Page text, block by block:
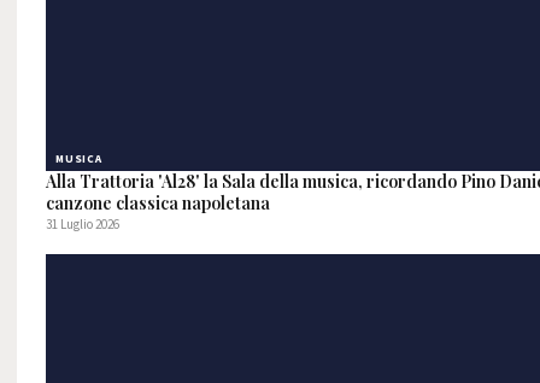
MUSICA
Alla Trattoria 'Al28' la Sala della musica, ricordando Pino
canzone classica napoletana
31 Luglio 2026